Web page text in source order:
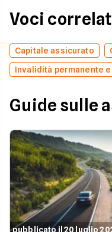
Voci
Capitale assicurato
Invalidità permanente
Guide sulle
pubblicato il 20 luglio